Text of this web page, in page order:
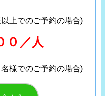
以上でのご予約の場合)
０／人
名様でのご予約の場合)